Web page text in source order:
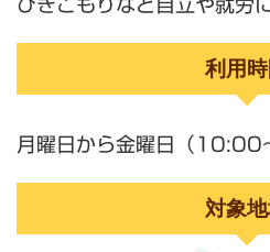
ひきこもりなど自立や就労
利用
月曜日から金曜日（10:00
対象